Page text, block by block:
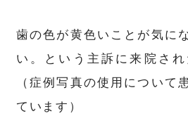
歯の色が黄色いことが気に
い。という主訴に来院され
（症例写真の使用について
ています）